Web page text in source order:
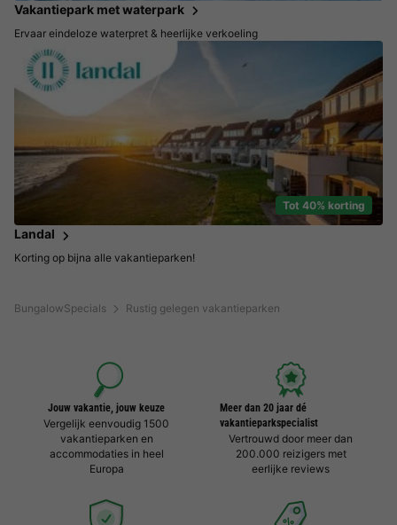
BungalowSpecials Rustig gelegen vakantieparken
Vakantiepark met waterpark
Ervaar eindeloze waterpret & heerlijke verkoeling
Tot 40% korting
Landal
Korting op bijna alle vakantieparken!
Jouw vakantie, jouw keuze
Vergelijk eenvoudig 1500
vakantieparken en
accommodaties in heel
Europa
Meer dan 20 jaar dé
vakantieparkspecialist
Vertrouwd door meer dan
200.000 reizigers met
eerlijke reviews